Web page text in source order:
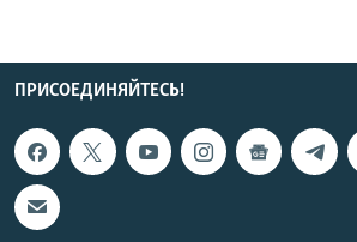
ПРИСОЕДИНЯЙТЕСЬ!